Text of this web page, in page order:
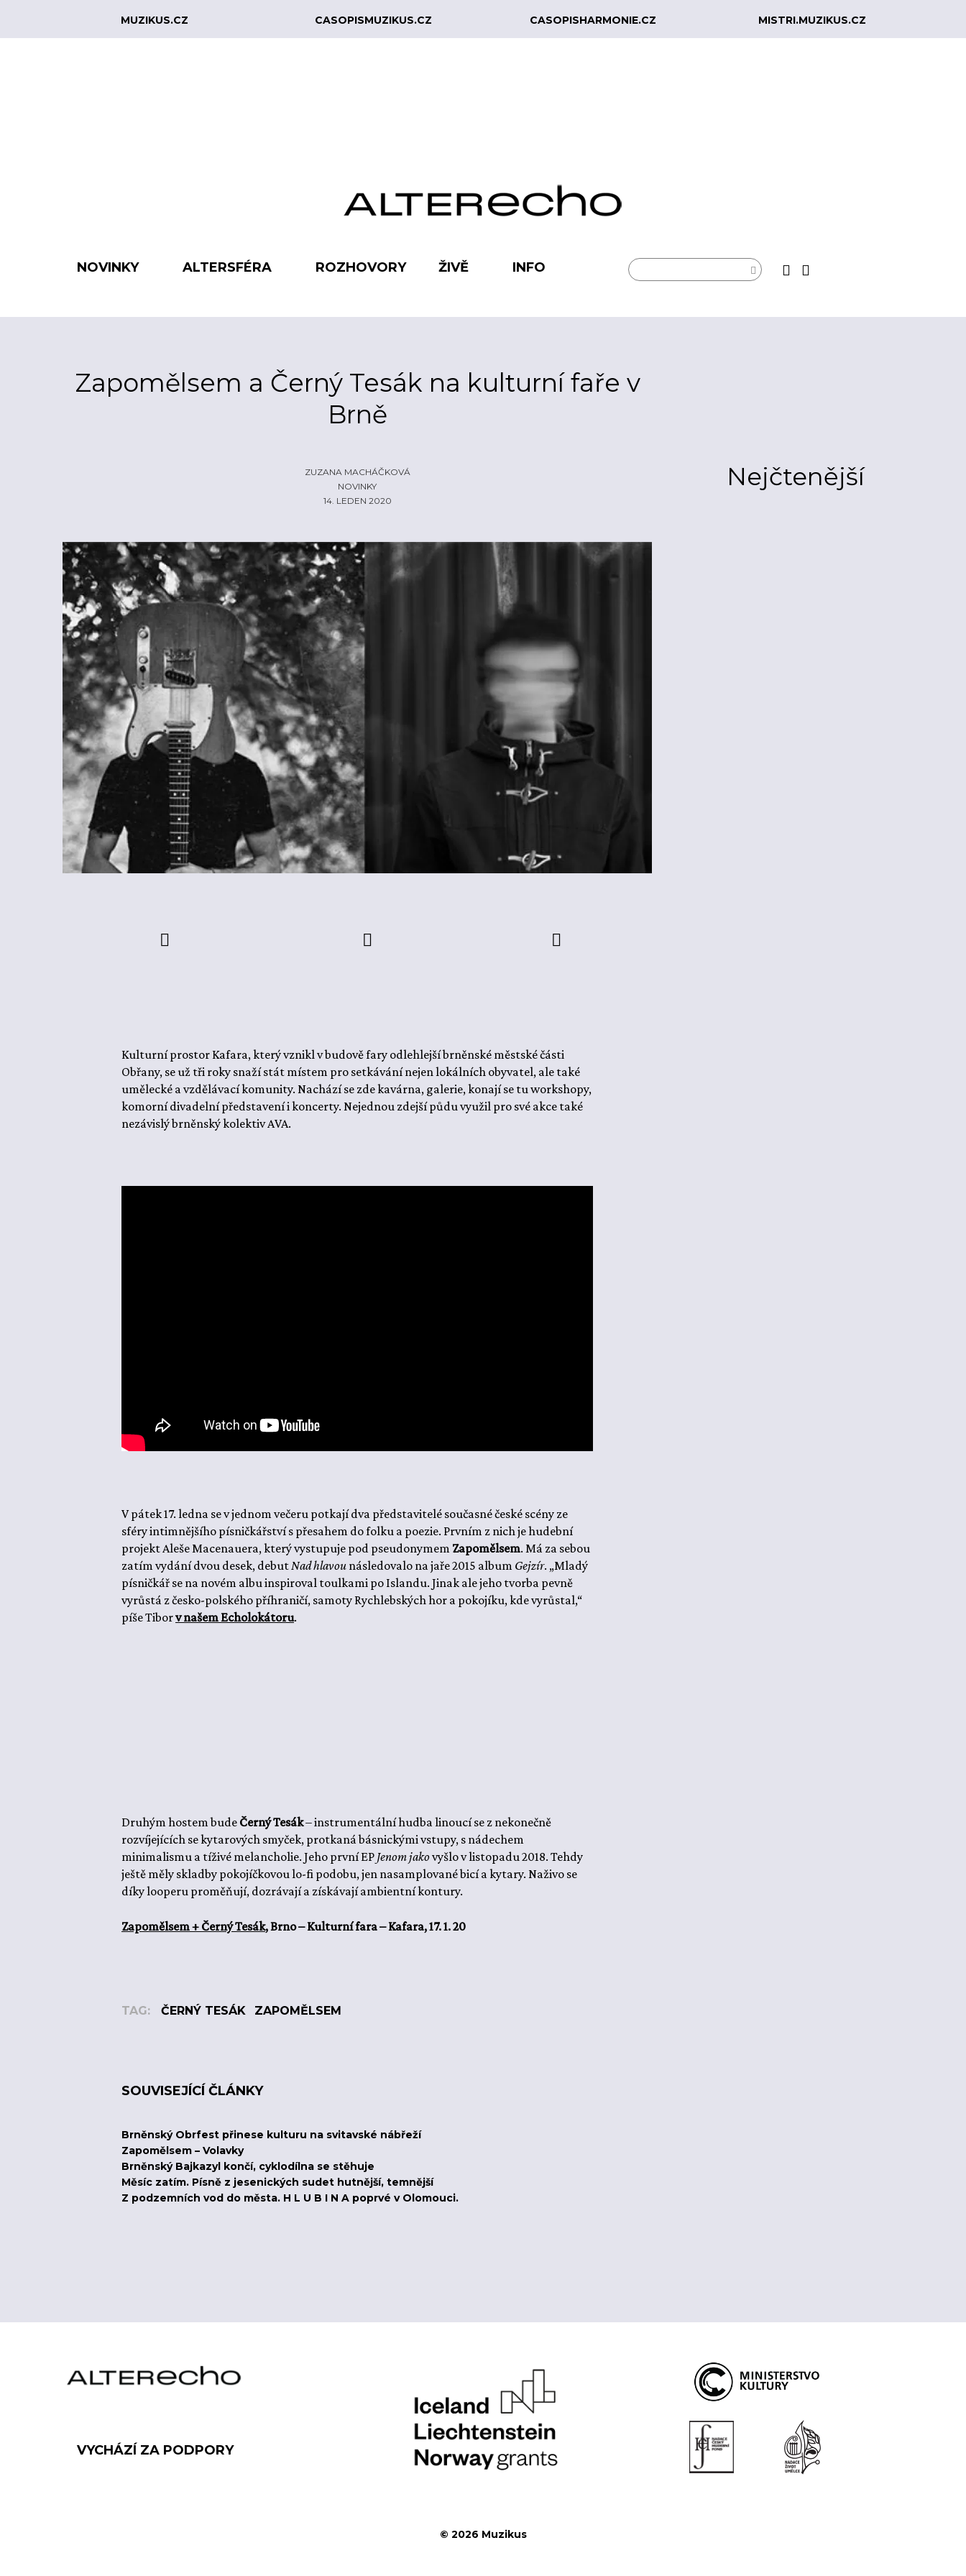
MUZIKUS.CZ CASOPISMUZIKUS.CZ CASOPISHARMONIE.CZ MISTRI.MUZIKUS.CZ
NOVINKY ALTERSFÉRA ROZHOVORY ŽIVĚ INFO
Zapomělsem a Černý Tesák na kulturní faře v
Brně
ZUZANA MACHÁČKOVÁ
NOVINKY
14. LEDEN 2020
Kulturní prostor Kafara, který vznikl v budově fary odlehlejší brněnské městské části
Obřany, se už tři roky snaží stát místem pro setkávání nejen lokálních obyvatel, ale také
umělecké a vzdělávací komunity. Nachází se zde kavárna, galerie, konají se tu workshopy,
komorní divadelní představení i koncerty. Nejednou zdejší půdu využil pro své akce také
nezávislý brněnský kolektiv AVA.
V pátek 17. ledna se v jednom večeru potkají dva představitelé současné české scény ze
sféry intimnějšího písničkářství s přesahem do folku a poezie. Prvním z nich je hudební
projekt Aleše Macenauera, který vystupuje pod pseudonymem Zapomělsem. Má za sebou
zatím vydání dvou desek, debut Nad hlavou následovalo na jaře 2015 album Gejzír. „Mladý
písničkář se na novém albu inspiroval toulkami po Islandu. Jinak ale jeho tvorba pevně
vyrůstá z česko-polského příhraničí, samoty Rychlebských hor a pokojíku, kde vyrůstal,“
píše Tiborv našem Echolokátoru.
Druhým hostem bude Černý Tesák– instrumentální hudba linoucí se z nekonečně
rozvíjejících se kytarových smyček, protkaná básnickými vstupy, s nádechem
minimalismu a tíživé melancholie. Jeho první EP Jenom jakovyšlo v listopadu 2018. Tehdy
ještě měly skladby pokojíčkovou lo-fi podobu, jen nasamplované bicí a kytary. Naživo se
díky looperu proměňují, dozrávají a získávají ambientní kontury.
Zapomělsem + Černý Tesák, Brno – Kulturní fara – Kafara, 17. 1. 20
TAG: ČERNÝ TESÁK ZAPOMĚLSEM
SOUVISEJÍCÍ ČLÁNKY
Brněnský Obrfest přinese kulturu na svitavské nábřeží
Zapomělsem – Volavky
Brněnský Bajkazyl končí, cyklodílna se stěhuje
Měsíc zatím. Písně z jesenických sudet hutnější, temnější
Z podzemních vod do města. H L U B I N A poprvé v Olomouci.
Nejčtenější
VYCHÁZÍ ZA PODPORY
© 2026 Muzikus